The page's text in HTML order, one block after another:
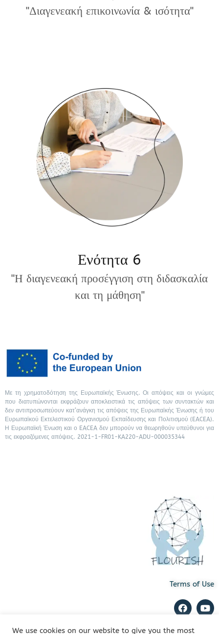
"Διαγενεακή επικοινωνία & ισότητα"
Ενότητα 6
"Η διαγενεακή προσέγγιση στη διδασκαλία
και τη μάθηση"
Με τη χρηματοδότηση της Ευρωπαϊκής Ένωσης. Οι απόψεις και οι γνώμες
που διατυπώνονται εκφράζουν αποκλειστικά τις απόψεις των συντακτών και
δεν αντιπροσωπεύουν κατ’ανάγκη τις απόψεις της Ευρωπαϊκής Ένωσης ή του
Ευρωπαϊκού Εκτελεστικού Οργανισμού Εκπαίδευσης και Πολιτισμού (EACEA).
Η Ευρωπαϊκή Ένωση και ο EACEA δεν μπορούν να θεωρηθούν υπεύθυνοι για
τις εκφραζόμενες απόψεις. 2021-1-FR01-KA220-ADU-000035344
Terms of Use
We use cookies on our website to give you the most